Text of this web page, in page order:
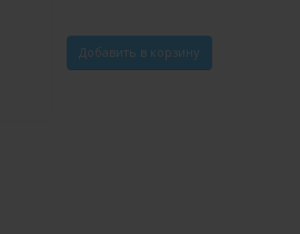
Добавить в корзину